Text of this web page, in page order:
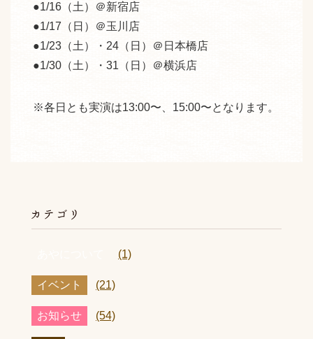
●1/16（土）＠新宿店
●1/17（日）＠玉川店
●1/23（土）・24（日）＠日本橋店
●1/30（土）・31（日）＠横浜店
※各日とも実演は13:00〜、15:00〜となります。
(1)
イベント (21)
お知らせ (54)